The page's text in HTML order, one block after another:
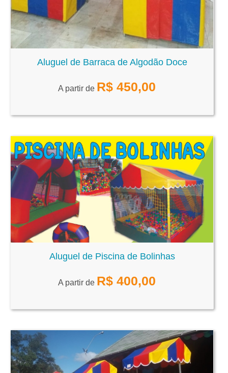
Aluguel de Barraca de Algodão Doce
A partir de R$ 450,00
Aluguel de Piscina de Bolinhas
A partir de R$ 400,00